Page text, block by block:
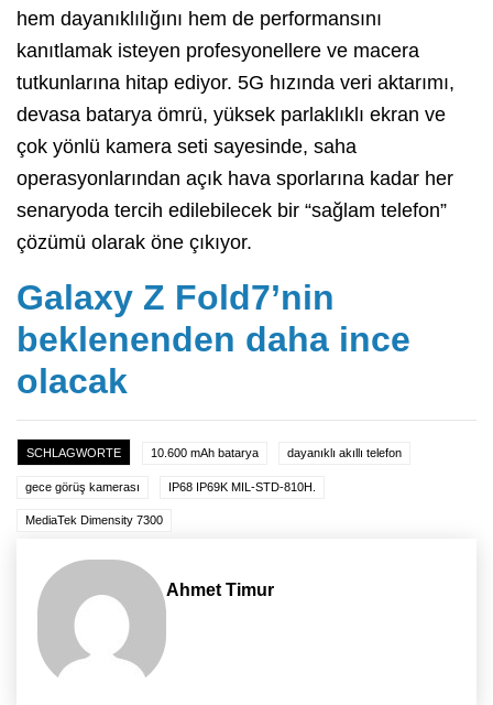
hem dayanıklılığını hem de performansını
kanıtlamak isteyen profesyonellere ve macera
tutkunlarına hitap ediyor. 5G hızında veri aktarımı,
devasa batarya ömrü, yüksek parlaklıklı ekran ve
çok yönlü kamera seti sayesinde, saha
operasyonlarından açık hava sporlarına kadar her
senaryoda tercih edilebilecek bir “sağlam telefon”
çözümü olarak öne çıkıyor.
Galaxy Z Fold7’nin
beklenenden daha ince
olacak
SCHLAGWORTE 10.600 mAh batarya dayanıklı akıllı telefon
gece görüş kamerası IP68 IP69K MIL-STD-810H.
MediaTek Dimensity 7300
Ahmet Timur